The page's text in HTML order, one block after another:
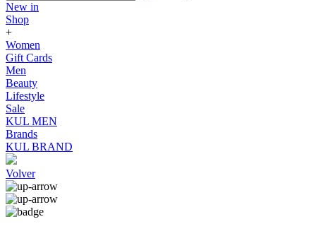
New in
Shop
+
Women
Gift Cards
Men
Beauty
Lifestyle
Sale
KUL MEN
Brands
KUL BRAND
Volver